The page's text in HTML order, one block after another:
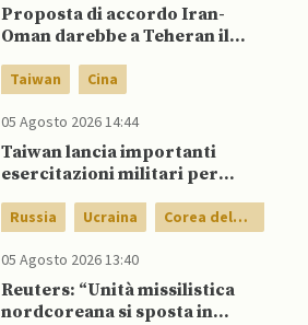
Proposta di accordo Iran-
Oman darebbe a Teheran il
nel Golfo
Taiwan Cina
05 Agosto 2026 14:44
Taiwan lancia importanti
esercitazioni militari per
Russia Ucraina
Corea del
Nord
05 Agosto 2026 13:40
Reuters: “Unità missilistica
nordcoreana si sposta in